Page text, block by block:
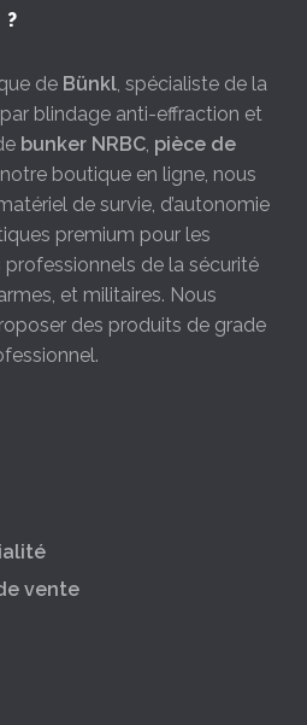
?
de Bünkl, spécialiste de la
blindage anti-effraction et
bunker NRBC, pièce de
boutique en ligne, nous
de survie, d’autonomie
premium pour les
de la sécurité
et militaires. Nous
des produits de grade
vente